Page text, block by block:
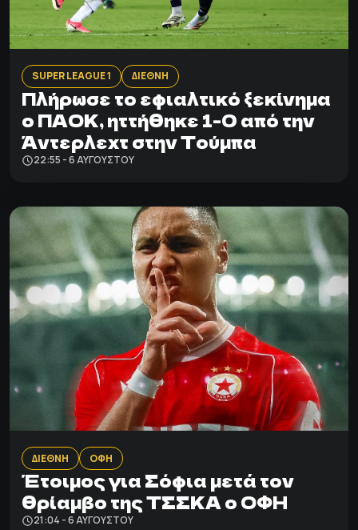
SUPER LEAGUE 1 ΔΙΕΘΝΗ
Πλήρωσε το εφιαλτικό ξεκίνημα
ο ΠΑΟΚ, ηττήθηκε 1-0 από την
Άντερλεχτ στην Τούμπα
22:55 - 6 ΑΥΓΟΎΣΤΟΥ
ΔΙΕΘΝΗ ΟΦΗ
Έτοιμος για Σόφια μετά τον
θρίαμβο της ΤΣΣΚΑ ο ΟΦΗ
21:04 - 6 ΑΥΓΟΎΣΤΟΥ